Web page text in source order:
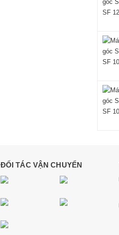
ĐỐI TÁC VẬN CHUYỂN